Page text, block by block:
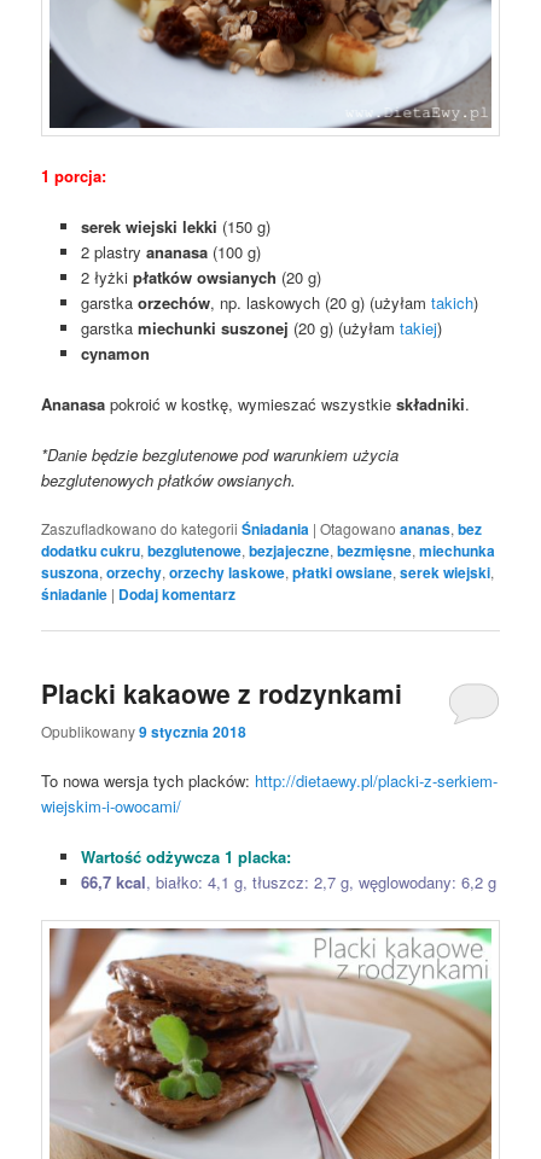
1 porcja:
serek wiejski lekki (150 g)
2 plastry ananasa (100 g)
2 łyżki płatków owsianych (20 g)
garstka orzechów, np. laskowych (20 g) (użyłam takich)
garstka miechunki suszonej (20 g) (użyłam takiej)
cynamon
Ananasa pokroić w kostkę, wymieszać wszystkieskładniki.
*Danie będzie bezglutenowe pod warunkiem użycia
bezglutenowych płatków owsianych.
Zaszufladkowano do kategorii Śniadania |Otagowano ananas,bez
dodatku cukru,bezglutenowe,bezjajeczne,bezmięsne,miechunka
suszona,orzechy,orzechy laskowe,płatki owsiane,serek wiejski,
śniadanie | Dodaj komentarz
Placki kakaowe z rodzynkami
Opublikowany9 stycznia 2018
To nowa wersja tych placków: http://dietaewy.pl/placki-z-serkiem-
wiejskim-i-owocami/
Wartość odżywcza 1 placka:
66,7 kcal, białko: 4,1 g, tłuszcz: 2,7 g, węglowodany: 6,2 g